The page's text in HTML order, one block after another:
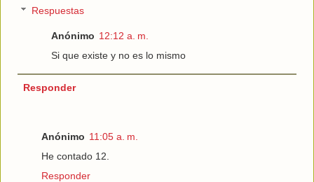
Respuestas
Anónimo 12:12 a. m.
Si que existe y no es lo mismo
Responder
Anónimo 11:05 a. m.
He contado 12.
Responder